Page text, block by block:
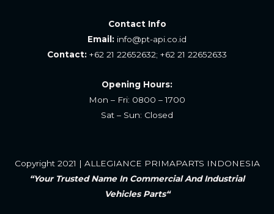
Contact Info
Email: info@pt-api.co.id
Contact: +62 21 22652632; +62 21 22652633
Opening Hours:
Mon – Fri: 0800 – 1700
Sat – Sun: Closed
Copyright 2021 | ALLEGIANCE PRIMAPARTS INDONESIA
“Your Trusted Name In Commercial And Industrial
Vehicles Parts“